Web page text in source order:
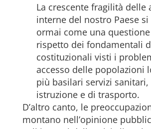
La crescente fragilità delle
interne del nostro Paese
ormai come una
rispetto dei fondamentali
costituzionali visti i
accesso delle popolazioni
più basilari servizi sanitari,
istruzione e di trasporto.
D’altro canto, le
montano nell’opinione